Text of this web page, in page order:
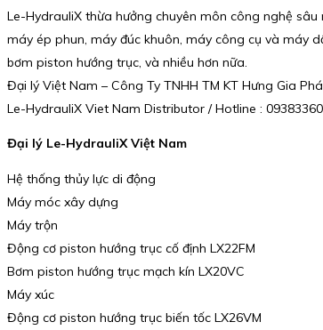
Le-HydrauliX thừa hưởng chuyên môn công nghệ
máy ép phun, máy đúc khuôn, máy công cụ và máy
bơm piston hướng trục, và nhiều hơn nữa.
Đại lý Việt Nam – Công Ty TNHH TM KT Hưng Gia
Le-HydrauliX Viet Nam Distributor / Hotline :
Đại lý Le-HydrauliX Việt Nam
Hệ thống thủy lực di động
Máy móc xây dựng
Máy trộn
Động cơ piston hướng trục cố định LX22FM
Bơm piston hướng trục mạch kín LX20VC
Máy xúc
Động cơ piston hướng trục biến tốc LX26VM